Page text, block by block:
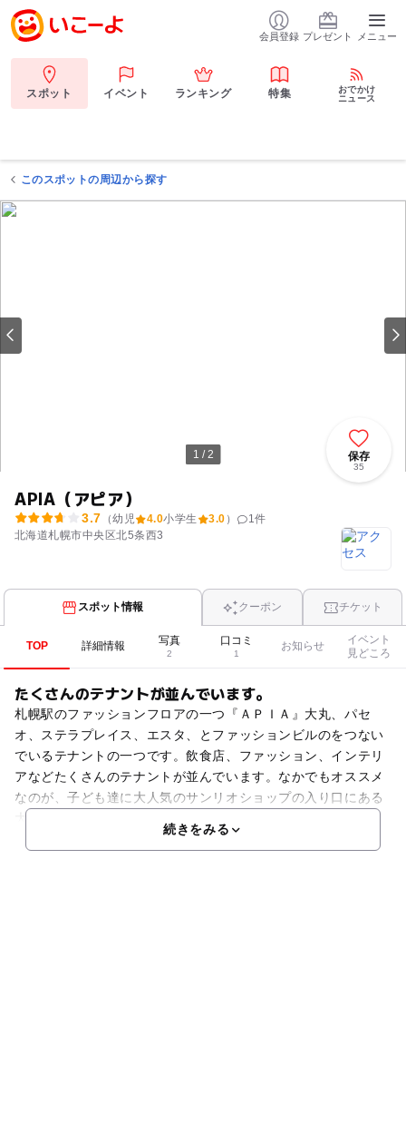
会員登録 プレゼント メニュー
スポット イベント ランキング 特集
おでかけ
ニュース
このスポットの周辺から探す
1 / 2
APIA（アピア）
3.7 （幼児 4.0小学生 3.0 ） 1件
北海道札幌市中央区北5条西3
保存
35
スポット情報 クーポン チケット
TOP 詳細情報 写真
2
口コミ
1
お知らせ
イベント
見どころ
たくさんのテナントが並んでいます。
札幌駅のファッションフロアの一つ『ＡＰＩＡ』大丸、パセ
オ、ステラプレイス、エスタ、とファッションビルのをつない
でいるテナントの一つです。飲食店、ファッション、インテリ
アなどたくさんのテナントが並んでいます。なかでもオススメ
なのが、子ども達に大人気のサンリオショップの入り口にある
続きをみる